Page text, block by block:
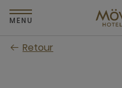
Passer
au
principal
MENU
Retour